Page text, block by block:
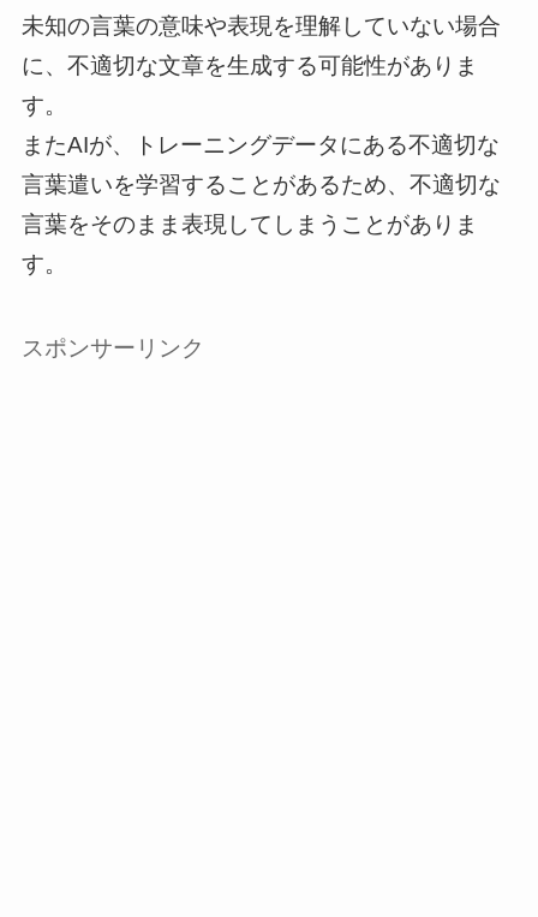
未知の言葉の意味や表現を理解していない場合
に、不適切な文章を生成する可能性がありま
す。
またAIが、トレーニングデータにある不適切な
言葉遣いを学習することがあるため、不適切な
言葉をそのまま表現してしまうことがありま
す。
スポンサーリンク